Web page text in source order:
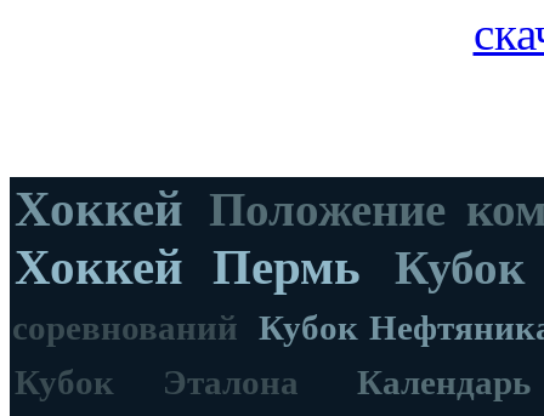
Хоккей Положение
Хоккей Пермь
соревнований Кубок
Кубок Эталона